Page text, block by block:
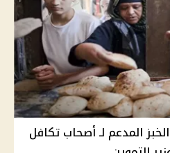
المدعم لـ أصحاب تكافل